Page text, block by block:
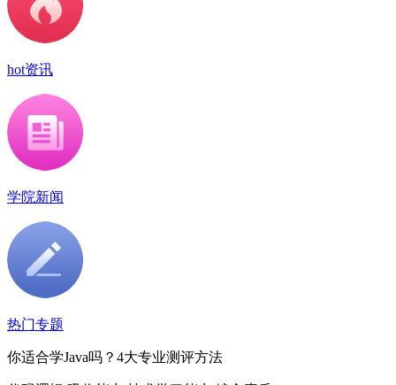
hot资讯
学院新闻
热门专题
你适合学Java吗？4大专业测评方法